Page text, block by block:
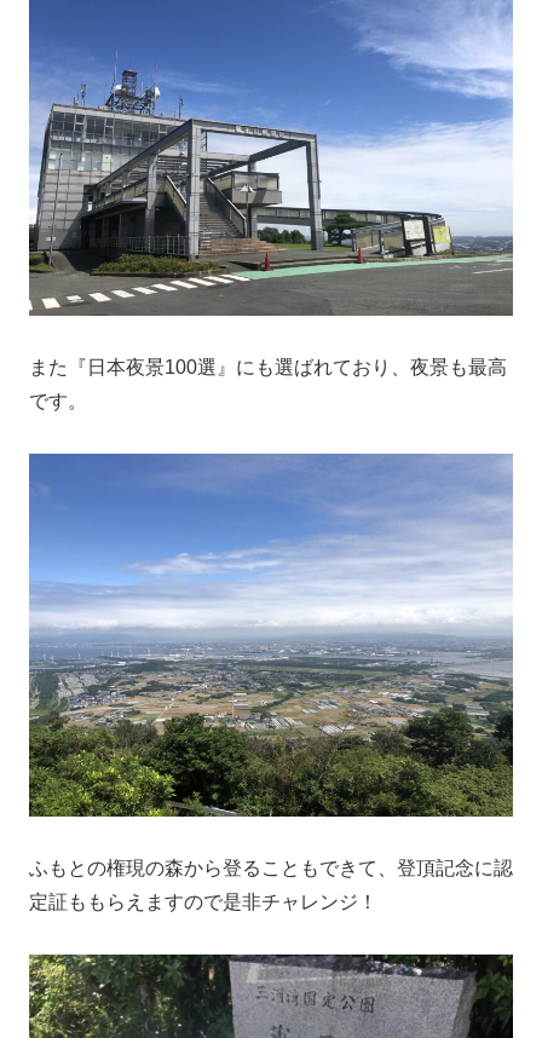
また『日本夜景100選』にも選ばれており、夜景も最高
です。
ふもとの権現の森から登ることもできて、登頂記念に認
定証ももらえますので是非チャレンジ！